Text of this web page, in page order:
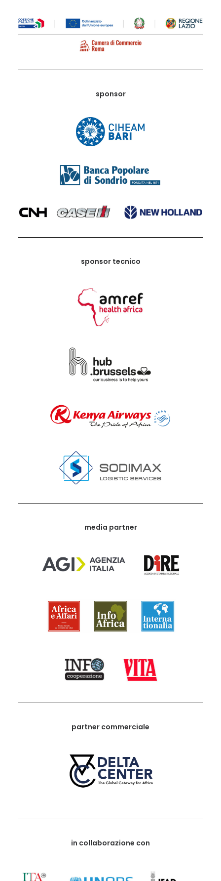
sponsor
sponsor tecnico
media partner
partner commerciale
in collaborazione con